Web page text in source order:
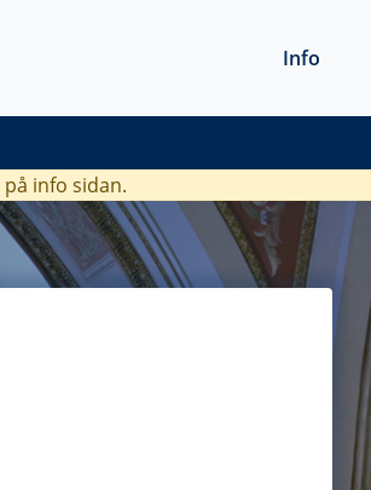
Info
på info sidan.